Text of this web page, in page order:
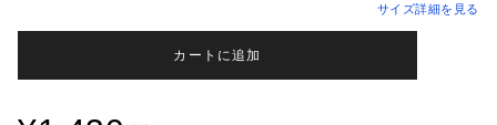
サイズ詳細を見る
カートに追加